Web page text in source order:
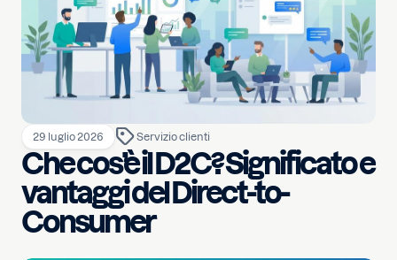
29 luglio 2026 Servizio clienti
Che cos’è il D2C? Significato e
vantaggi del Direct-to-
Consumer